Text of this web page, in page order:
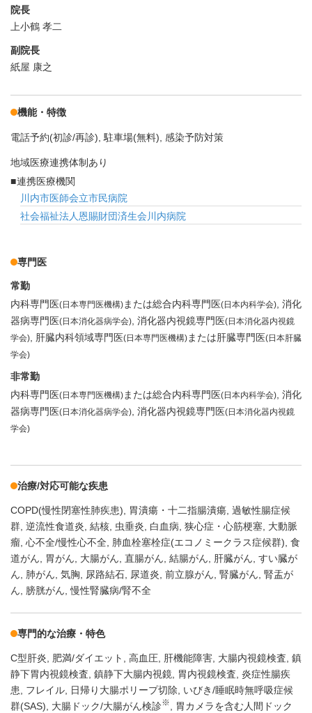
院長
上小鶴 孝二
副院長
紙屋 康之
機能・特徴
電話予約(初診/再診) 駐車場(無料) 感染予防対策
地域医療連携体制あり
連携医療機関
川内市医師会立市民病院
社会福祉法人恩賜財団済生会川内病院
専門医
常勤
内科専門医(日本専門医機構) または総合内科専門医(日本内科学会) 消化
器病専門医(日本消化器病学会) 消化器内視鏡専門医(日本消化器内視鏡
学会)
肝臓内科領域専門医(日本専門医機構) または肝臓専門医(日本肝臓
学会)
非常勤
内科専門医(日本専門医機構) または総合内科専門医(日本内科学会) 消化
器病専門医(日本消化器病学会) 消化器内視鏡専門医(日本消化器内視鏡
学会)
治療/対応可能な疾患
COPD(慢性閉塞性肺疾患) 胃潰瘍・十二指腸潰瘍 過敏性腸症候
群 逆流性食道炎 結核 虫垂炎 白血病 狭心症・心筋梗塞 大動脈
瘤 心不全/慢性心不全 肺血栓塞栓症(エコノミークラス症候群) 食
道がん
胃がん 大腸がん 直腸がん 結腸がん 肝臓がん すい臓が
ん
肺がん 気胸 尿路結石 尿道炎 前立腺がん 腎臓がん 腎盂が
ん
膀胱がん 慢性腎臓病/腎不全
専門的な治療・特色
C型肝炎 肥満/ダイエット 高血圧 肝機能障害 大腸内視鏡検査 鎮
静下胃内視鏡検査 鎮静下大腸内視鏡 胃内視鏡検査 炎症性腸疾
患
フレイル 日帰り大腸ポリープ切除
いびき/睡眠時無呼吸症候
群(SAS)
大腸ドック/大腸がん検診※ 胃カメラを含む人間ドック